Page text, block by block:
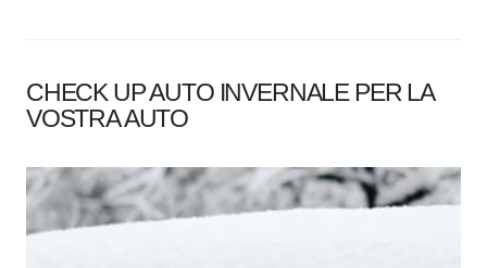
CHECK UP AUTO INVERNALE PER LA
VOSTRA AUTO